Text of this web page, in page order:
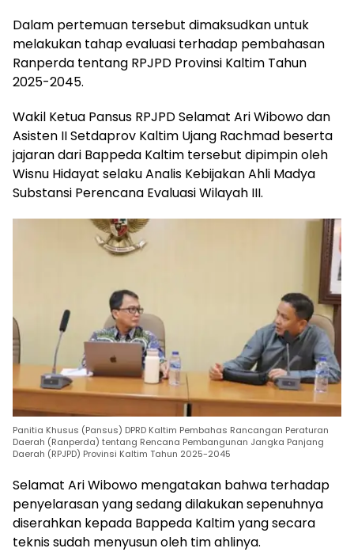
Dalam pertemuan tersebut dimaksudkan untuk
melakukan tahap evaluasi terhadap pembahasan
Ranperda tentang RPJPD Provinsi Kaltim Tahun
2025-2045.
Wakil Ketua Pansus RPJPD Selamat Ari Wibowo dan
Asisten II Setdaprov Kaltim Ujang Rachmad beserta
jajaran dari Bappeda Kaltim tersebut dipimpin oleh
Wisnu Hidayat selaku Analis Kebijakan Ahli Madya
Substansi Perencana Evaluasi Wilayah III.
Panitia Khusus (Pansus) DPRD Kaltim Pembahas Rancangan Peraturan
Daerah (Ranperda) tentang Rencana Pembangunan Jangka Panjang
Daerah (RPJPD) Provinsi Kaltim Tahun 2025-2045
Selamat Ari Wibowo mengatakan bahwa terhadap
penyelarasan yang sedang dilakukan sepenuhnya
diserahkan kepada Bappeda Kaltim yang secara
teknis sudah menyusun oleh tim ahlinya.